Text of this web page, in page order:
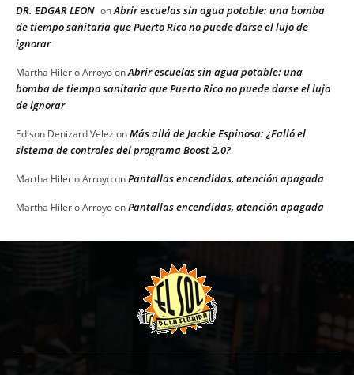
DR. EDGAR LEON onAbrir escuelas sin agua potable: una bomba
de tiempo sanitaria que Puerto Rico no puede darse el lujo de
ignorar
Martha Hilerio ArroyoonAbrir escuelas sin agua potable: una
bomba de tiempo sanitaria que Puerto Rico no puede darse el lujo
de ignorar
Edison Denizard Velez onMás allá de Jackie Espinosa: ¿Falló el
sistema de controles del programa Boost 2.0?
Martha Hilerio ArroyoonPantallas encendidas, atención apagada
Martha Hilerio ArroyoonPantallas encendidas, atención apagada